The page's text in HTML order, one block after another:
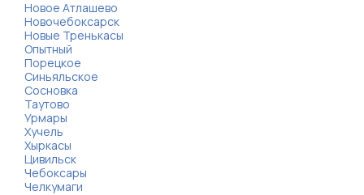
Новое Атлашево
Новочебоксарск
Новые Тренькасы
Опытный
Порецкое
Синьяльское
Сосновка
Таутово
Урмары
Хучель
Хыркасы
Цивильск
Чебоксары
Челкумаги